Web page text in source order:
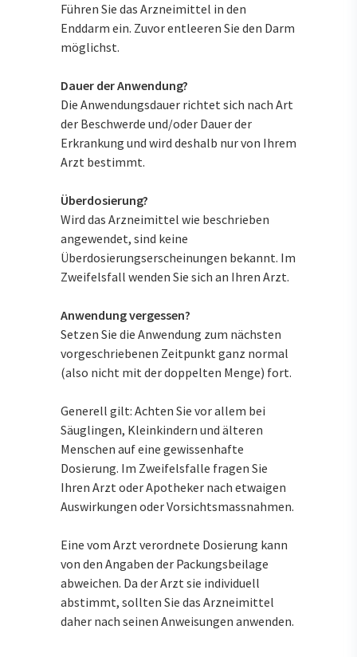
Führen Sie das Arzneimittel in den
Enddarm ein. Zuvor entleeren Sie den Darm
möglichst.
Dauer der Anwendung?
Die Anwendungsdauer richtet sich nach Art
der Beschwerde und/oder Dauer der
Erkrankung und wird deshalb nur von Ihrem
Arzt bestimmt.
Überdosierung?
Wird das Arzneimittel wie beschrieben
angewendet, sind keine
Überdosierungserscheinungen bekannt. Im
Zweifelsfall wenden Sie sich an Ihren Arzt.
Anwendung vergessen?
Setzen Sie die Anwendung zum nächsten
vorgeschriebenen Zeitpunkt ganz normal
(also nicht mit der doppelten Menge) fort.
Generell gilt: Achten Sie vor allem bei
Säuglingen, Kleinkindern und älteren
Menschen auf eine gewissenhafte
Dosierung. Im Zweifelsfalle fragen Sie
Ihren Arzt oder Apotheker nach etwaigen
Auswirkungen oder Vorsichtsmassnahmen.
Eine vom Arzt verordnete Dosierung kann
von den Angaben der Packungsbeilage
abweichen. Da der Arzt sie individuell
abstimmt, sollten Sie das Arzneimittel
daher nach seinen Anweisungen anwenden.